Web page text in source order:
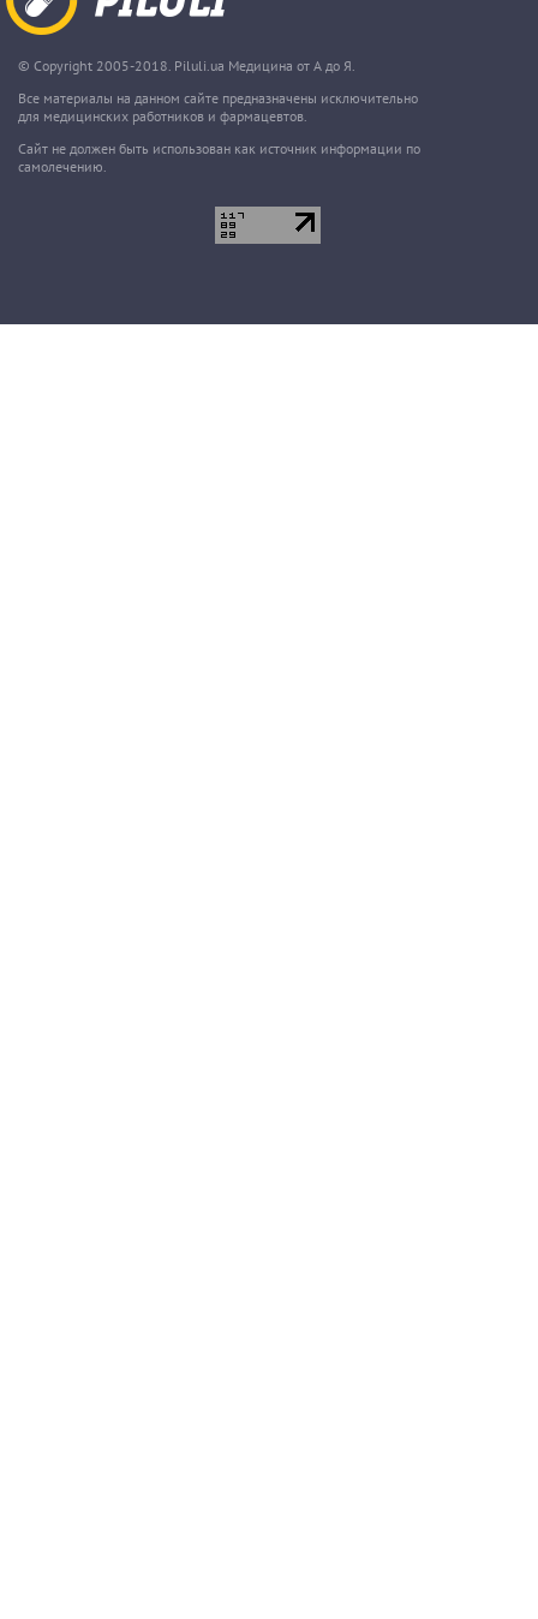
© Copyright 2005-2018. Piluli.ua Медицина от А до Я.
Все материалы на данном сайте предназначены исключительно
для медицинских работников и фармацевтов.
Сайт не должен быть использован как источник информации по
самолечению.